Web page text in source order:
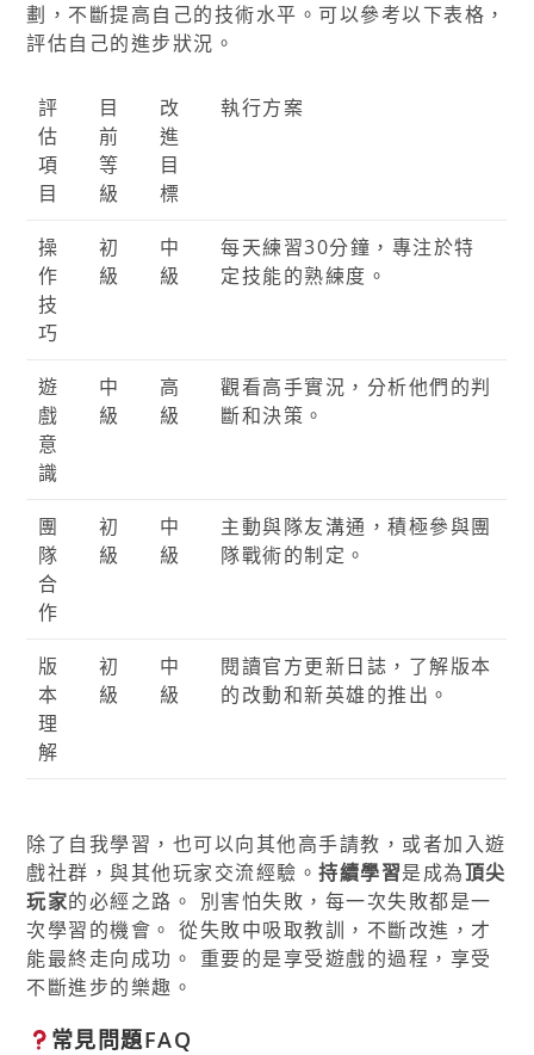
劃，不斷提高自己的技術水平。可以參考以下表格，
評估自己的進步狀況。
評
估
項
目
目
前
等
級
改
進
目
標
執行方案
操
作
技
巧
初
級
中
級
每天練習30分鐘，專注於特
定技能的熟練度。
遊
戲
意
識
中
級
高
級
觀看高手實況，分析他們的判
斷和決策。
團
隊
合
作
初
級
中
級
主動與隊友溝通，積極參與團
隊戰術的制定。
版
本
理
解
初
級
中
級
閱讀官方更新日誌，了解版本
的改動和新英雄的推出。
除了自我學習，也可以向其他高手請教，或者加入遊
戲社群，與其他玩家交流經驗。持續學習是成為頂尖
玩家的必經之路。 別害怕失敗，每一次失敗都是一
次學習的機會。 從失敗中吸取教訓，不斷改進，才
能最終走向成功。 重要的是享受遊戲的過程，享受
不斷進步的樂趣。
常見問題FAQ